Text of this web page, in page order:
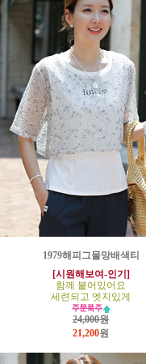
1979해피그물망배색티
[시원해보여-인기]
함께 붙어있어요
세련되고 엣지있게
24,000원
21,200원